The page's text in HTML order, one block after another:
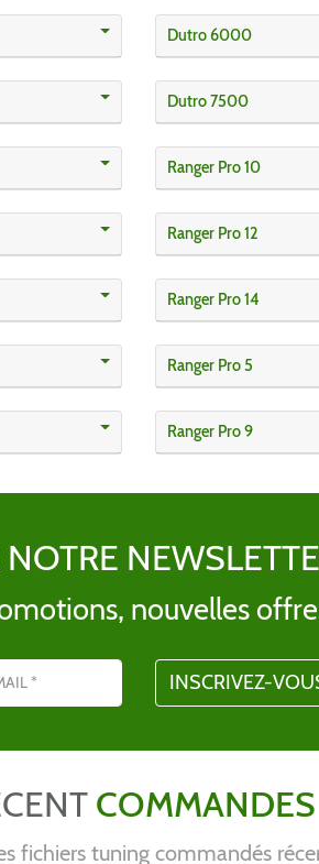
Dutro 6000
Dutro 7500
Ranger Pro 10
Ranger Pro 12
Ranger Pro 14
Ranger Pro 5
Ranger Pro 9
nouvelles
COMMANDES
fichiers tuning commandés